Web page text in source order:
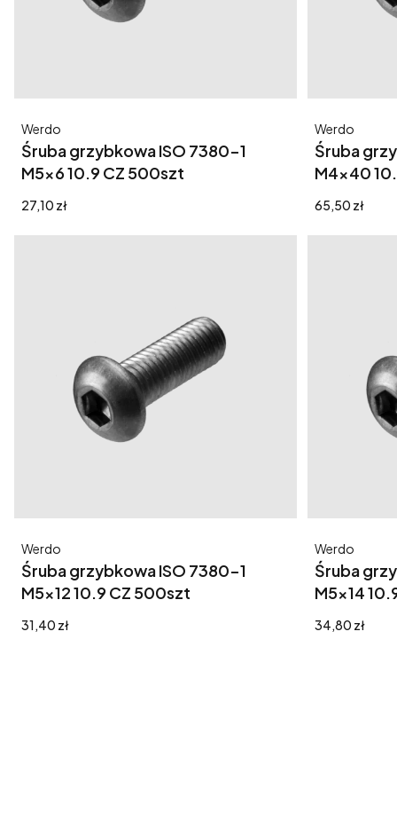
Śruba grzybkowa ISO 7380-1
M5x6 10.9 CZ 500szt
Producent
Werdo
Cena
27,10 zł
Śruba
M4x40
Producent
Werdo
Cena
65,50 zł
Śruba grzybkowa ISO 7380-1
M5x12 10.9 CZ 500szt
Producent
Werdo
Cena
31,40 zł
Śruba
M5x14
Producent
Werdo
Cena
34,80 zł